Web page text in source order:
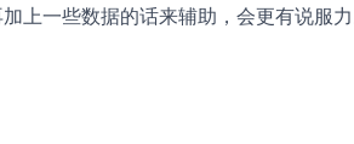
上一些数据的话来辅助，会更有说服力